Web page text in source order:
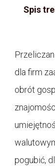
Spis
dla firm
obrót
pogubić,